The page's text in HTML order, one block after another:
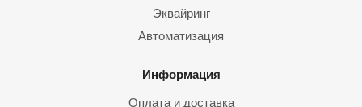
Эквайринг
Автоматизация
Информация
Оплата и доставка